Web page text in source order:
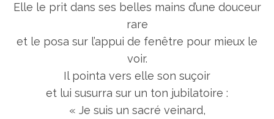
Elle le prit dans ses belles mains d’une douceur
rare
et le posa sur l’appui de fenêtre pour mieux le
voir.
Il pointa vers elle son suçoir
et lui susurra sur un ton jubilatoire :
« Je suis un sacré veinard,